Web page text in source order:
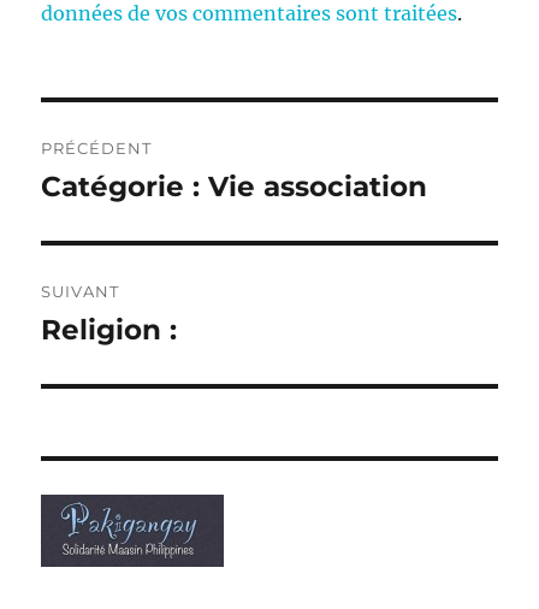
données de vos commentaires sont traitées.
de
PRÉCÉDENT
Publication
Catégorie : Vie association
SUIVANT
Publication
Religion :